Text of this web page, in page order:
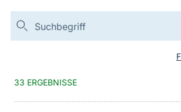
Suchen
33 ERGEBNISSE